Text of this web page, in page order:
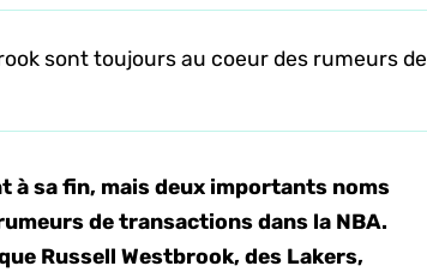
sont toujours au coeur des rumeurs de
à sa fin, mais deux importants noms
de transactions dans la NBA.
Russell Westbrook, des Lakers,